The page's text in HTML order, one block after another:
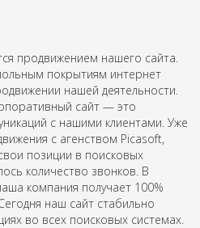
продвижением нашего сайта.
покрытиям интернет
нашей деятельности.
сайт — это
с нашими клиентами. Уже
с агенством Picasoft,
позиции в поисковых
количество звонков. В
компания получает 100%
наш сайт стабильно
во всех поисковых системах.